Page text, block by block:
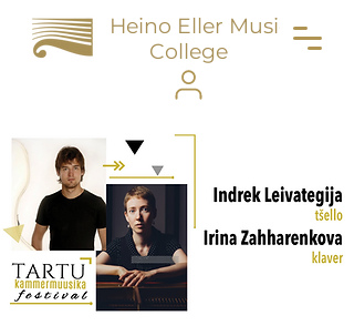
Heino Eller Music
College